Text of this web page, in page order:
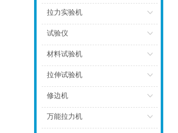
拉力实验机
试验仪
材料试验机
拉伸试验机
修边机
万能拉力机